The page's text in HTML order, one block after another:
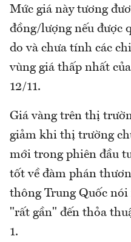
Mức giá này tương
đồng/lượng nếu được
do và chưa tính các
vùng giá thấp nhất
12/11.
Giá vàng trên thị
giảm khi thị trường
mới trong phiên đầu
tốt về đàm phán
thông Trung Quốc
"rất gần" đến thỏa
1.